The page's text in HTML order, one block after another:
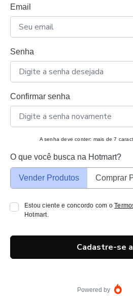
Email
Senha
Confirmar senha
A senha deve conter: mais de 7
O que você busca na Hotmart?
Vender Produtos Comprar
Estou ciente e concordo com o
Hotmart.
Cadastre-se
Powered by